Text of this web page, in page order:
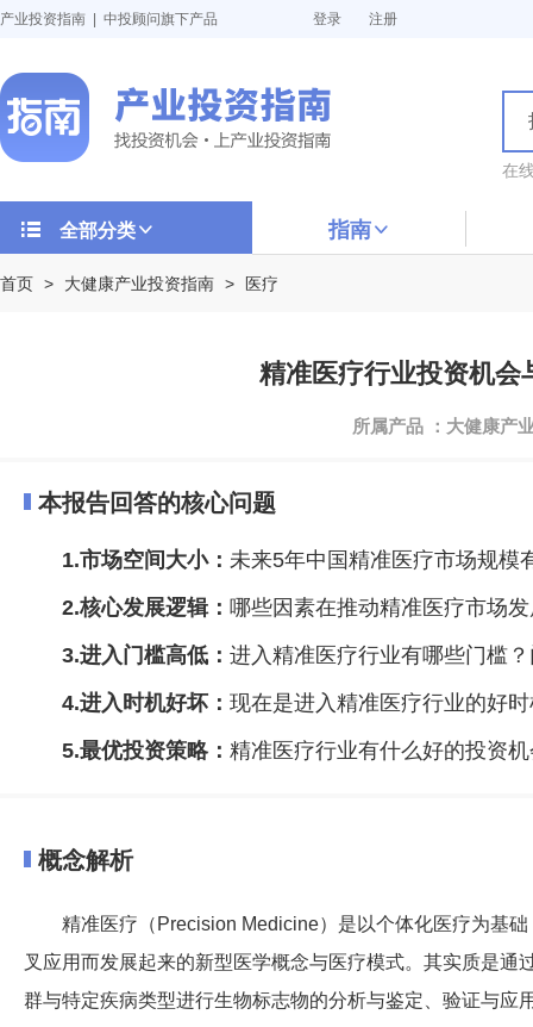
产业投资指南 | 中投顾问旗下产品 登录 注册
在
全部分类 指南
首页 > 大健康产业投资指南 > 医疗
精准医疗行业投资机会
所属产品 ：大健康产
本报告回答的核心问题
1.市场空间大小： 未来5年中国精准医疗市场规模
2.核心发展逻辑： 哪些因素在推动精准医疗市场
3.进入门槛高低： 进入精准医疗行业有哪些门槛
4.进入时机好坏： 现在是进入精准医疗行业的好
5.最优投资策略： 精准医疗行业有什么好的投资
概念解析
精准医疗（Precision Medicine）是以个体化医疗为基
叉应用而发展起来的新型医学概念与医疗模式。其实质是
群与特定疾病类型进行生物标志物的分析与鉴定、验证与